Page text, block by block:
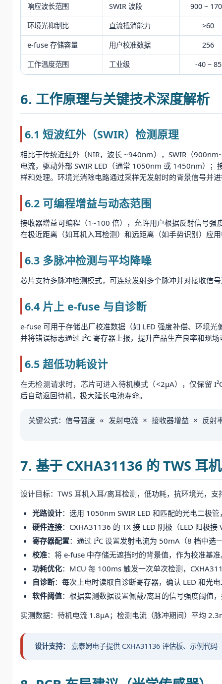
响应波长范围 SWIR 波段 900 ~
环境光抑制比 直流抵消能力 >60
e-fuse 存储容量 用户校准数据 256
工作温度范围 工业级 -40 ~ 85
6. 工作原理与关键技术深度解析
6.1 短波红外（SWIR）检测原理
相比于传统近红外（NIR，波长 ~940nm），SWIR（
电流，驱动外部 SWIR LED（通常 1050nm 或 1450nm）
样和处理。环境光消除电路通过采样无发射时的背景信号并
6.2 可编程增益与动态范围
接收器增益可编程（1~100 倍），允许用户根据反射信号
在极近距离（如耳机入耳检测）和远距离（如手势识别）应
6.3 多脉冲检测与平均降噪
芯片支持多脉冲检测模式，可连续发射多个脉冲并对接收信
6.4 片上 e-fuse 与自诊断
e-fuse 可用于存储出厂校准数据（如 LED 强度补偿、环境
并将错误标志通过 I²C 寄存器上报，提升产品生产良率和现
6.5 超低功耗设计
在无检测请求时，芯片可进入待机模式（<2μA），仅保留
后自动返回待机，极大延长电池寿命。
关键公式：信号强度 ∝ 发射电流 × 接收器增益 × 反
7. 基于 CXHA31136 的 TWS 耳
设计目标：TWS 耳机入耳/离耳检测，低功耗，抗环境光，支
光路设计：选用 1050nm SWIR LED 和匹配的光电二极
硬件连接：CXHA31136 的 TX 接 LED 阴极（LED 阳极
寄存器配置：通过 I²C 设置发射电流为 50mA（8 档中
校准：将 e-fuse 中存储无遮挡时的背景值，作为校准基
功耗优化：MCU 每 100ms 触发一次单次检测，
自诊断：每次上电时读取自诊断寄存器，确认 LED 和光
软件阈值：根据实测数据设置佩戴/离耳的信号强度阈值
实测数据：待机电流 1.8μA；检测电流（脉冲期间）平均
设计支持： 嘉泰姆电子提供 CXHA31136 评估板、示例代